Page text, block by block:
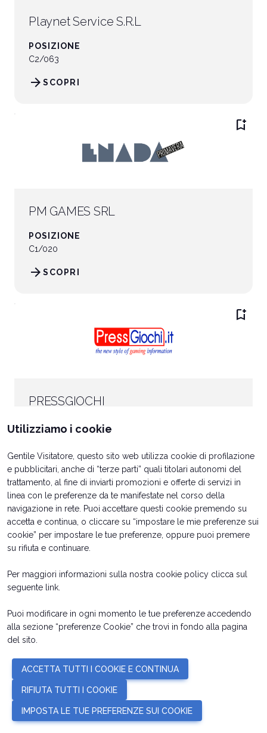
Playnet Service S.R.L
POSIZIONE
C2/063
SCOPRI
arrow_forward
bookmark_add
PM GAMES SRL
POSIZIONE
C1/020
SCOPRI
arrow_forward
bookmark_add
PRESSGIOCHI
POSIZIONE
SCOPRI
arrow_forward
bookmark_add
RAFI SRL
POSIZIONE
C1/131
Utilizziamo i cookie
Gentile Visitatore, questo sito web utilizza cookie di profilazione
e pubblicitari, anche di “terze parti” quali titolari autonomi del
trattamento, al fine di inviarti promozioni e offerte di servizi in
linea con le preferenze da te manifestate nel corso della
navigazione in rete. Puoi accettare questi cookie premendo su
accetta e continua, o cliccare su “impostare le mie preferenze sui
cookie” per impostare le tue preferenze, oppure puoi premere
su rifiuta e continuare.
Per maggiori informazioni sulla nostra cookie policy clicca sul
seguente link
Puoi modificare in ogni momento le tue preferenze accedendo
alla sezione “preferenze Cookie” che trovi in fondo alla pagina
del sito.
ACCETTA TUTTI I COOKIE E CONTINUA
RIFIUTA TUTTI I COOKIE
IMPOSTA LE TUE PREFERENZE SUI COOKIE